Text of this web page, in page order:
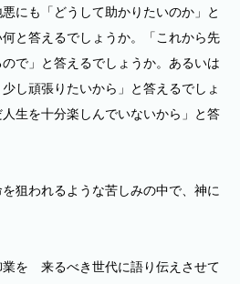
にも「どうして助かりたいのか」と
と答えるでしょうか。「これから先
で」と答えるでしょうか。あるいは
少し頑張りたいから」と答えるでしょ
生を十分楽しんでいないから」と答
狙われるような苦しみの中で、神に
を 来るべき世代に語り伝えさせて